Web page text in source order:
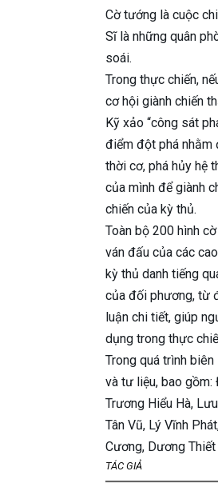
Cờ tướng là cuộc
Sĩ là những quân
soái.
Trong thực chiến,
cơ hội giành chiến
Kỹ xảo “công sát
điểm đột phá nhằm
thời cơ, phá hủy hệ
của mình để giành
chiến của kỳ thủ.
Toàn bộ 200 hình
ván đấu của các
kỳ thủ danh tiếng
của đối phương, từ
luận chi tiết, giúp
dụng trong thực
Trong quá trình
và tư liệu, bao
Trương Hiểu Hà,
Tân Vũ, Lý Vĩnh
Cương, Dương Thiết
TÁC GIẢ